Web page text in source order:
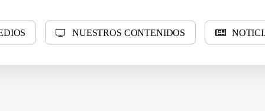
DIOS NUESTROS CONTENIDOS NOTICI